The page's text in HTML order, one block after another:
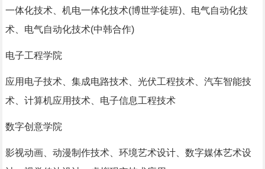
一体化技术、机电一体化技术(博世学徒班)、电气自动化技
术、电气自动化技术(中韩合作)
电子工程学院
应用电子技术、集成电路技术、光伏工程技术、汽车智能技
术、计算机应用技术、电子信息工程技术
数字创意学院
影视动画、动漫制作技术、环境艺术设计、数字媒体艺术设